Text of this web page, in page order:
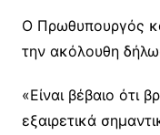
Ο Πρωθυπουργός
την ακόλουθη
«Είναι βέβαιο ότι
εξαιρετικά